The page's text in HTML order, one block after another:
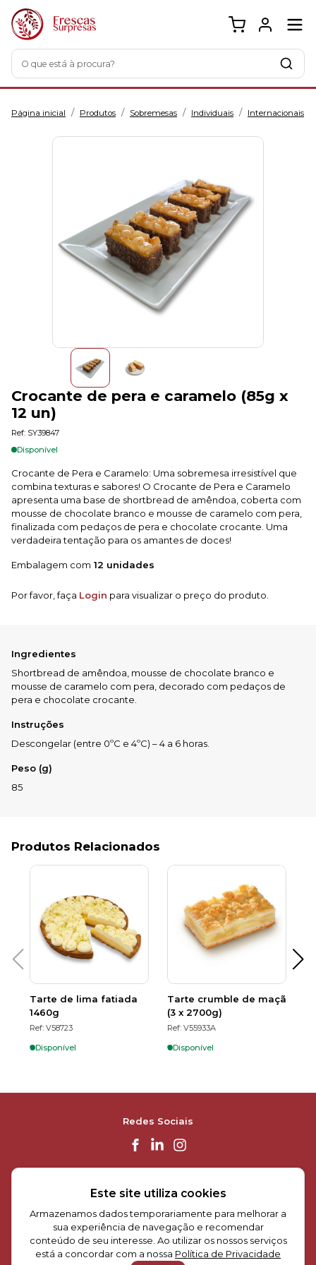
O que está à procura?
Página inicial / Produtos / Sobremesas / Individuais / Internacionais
Crocante de pera e caramelo (85g x
12 un)
Ref: SY39847
Disponível
Crocante de Pera e Caramelo: Uma sobremesa irresistível que
combina texturas e sabores! O Crocante de Pera e Caramelo
apresenta uma base de shortbread de amêndoa, coberta com
mousse de chocolate branco e mousse de caramelo com pera,
finalizada com pedaços de pera e chocolate crocante. Uma
verdadeira tentação para os amantes de doces!
Embalagem com 12 unidades
Por favor, faça Login para visualizar o preço do produto.
Ingredientes
Shortbread de amêndoa, mousse de chocolate branco e
mousse de caramelo com pera, decorado com pedaços de
pera e chocolate crocante.
Instruções
Descongelar (entre 0ºC e 4ºC) – 4 a 6 horas.
Peso (g)
85
Produtos Relacionados
Tarte de lima fatiada
1460g
Ref: V58723
Disponível
Tarte crumble de maçã
(3 x 2700g)
Ref: V55933A
Disponível
Redes Sociais
Informações
Contacte-nos
Este site utiliza cookies
Armazenamos dados temporariamente para melhorar a
sua experiência de navegação e recomendar
conteúdo de seu interesse. Ao utilizar os nossos serviços
está a concordar com a nossa Política de Privacidade